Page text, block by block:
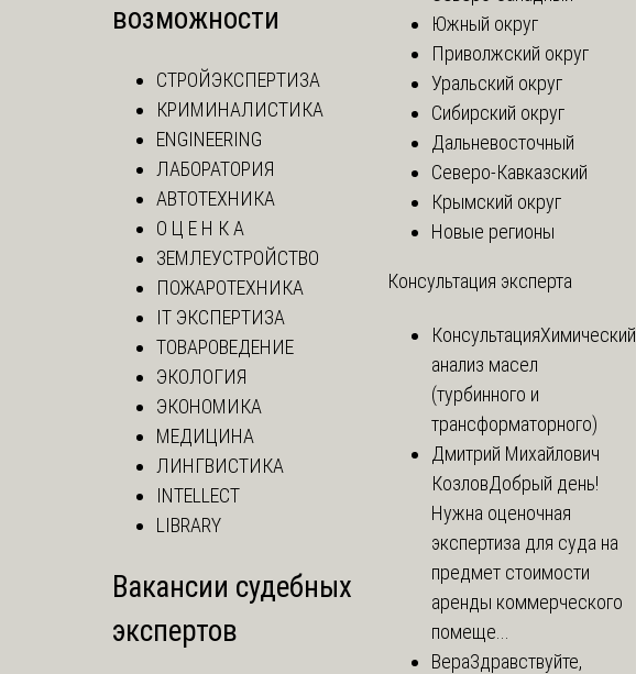
возможности
СТРОЙЭКСПЕРТИЗА
КРИМИНАЛИСТИКА
ENGINEERING
ЛАБОРАТОРИЯ
АВТОТЕХНИКА
О Ц Е Н К А
ЗЕМЛЕУСТРОЙСТВО
ПОЖАРОТЕХНИКА
IT ЭКСПЕРТИЗА
ТОВАРОВЕДЕНИЕ
ЭКОЛОГИЯ
ЭКОНОМИКА
МЕДИЦИНА
ЛИНГВИСТИКА
INTELLECT
LIBRARY
Вакансии судебных
экспертов
Южный округ
Приволжский округ
Уральский округ
Сибирский округ
Дальневосточный
Северо-Кавказский
Крымский округ
Новые регионы
Консультация эксперта
КонсультацияХимический
анализ масел
(турбинного и
трансформаторного)
Дмитрий Михайлович
КозловДобрый день!
Нужна оценочная
экспертиза для суда на
предмет стоимости
аренды коммерческого
помеще...
ВераЗдравствуйте,